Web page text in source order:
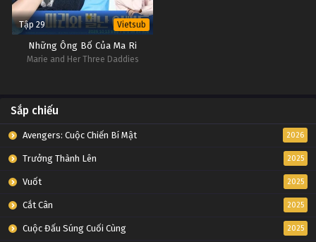
Tập 29 Vietsub
Những Ông Bố Của Ma Ri
Marie and Her Three Daddies
Sắp chiếu
Avengers: Cuộc Chiến Bí Mật 2026
Trưởng Thành Lên 2025
Vuốt 2025
Cắt Cân 2025
Cuộc Đấu Súng Cuối Cùng 2025